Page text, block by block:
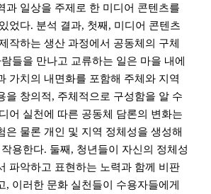
과 일상을 주제로 한 미디어 콘텐츠를
었다. 분석 결과, 첫째, 미디어 콘텐츠
작하는 생산 과정에서 공동체의 구체
들을 만나고 교류하는 일은 마을 내에
가치의 내면화를 포함해 주체와 지역
을 창의적, 주체적으로 구성함을 알 수
어 실천에 따른 공동체 담론의 변화는
은 물론 개인 및 지역 정체성을 생성해
용한다. 둘째, 청년들이 자신의 정체성
파악하고 표현하는 노력과 함께 비판
, 이러한 문화 실천들이 수용자들에게